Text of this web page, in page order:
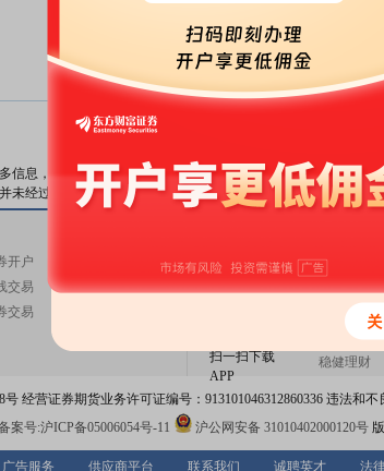
暂无数据
信息，与本站立场无关。东方财富网不保证该信息（包括但不
经过本网站证实，不对您构成任何投资建议，据此操作，风险
开户
交易
交易
东方财富网微博
东方财富网微信
扫一扫下载
APP
基金开户
基金交易
活期宝
基金产品
稳健理财
经营证券期货业务许可证编号：913101046312860336 违法和不
案号:沪ICP备05006054号-11 沪公网安备 31010402000120号版
广告服务 供应商平台 联系我们 诚聘英才 法